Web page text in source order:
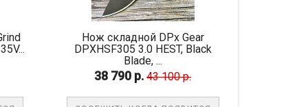
Нож складной DPx Gear
DPXHSF305 3.0 HEST, Black
38 790 р. 43 100 р.